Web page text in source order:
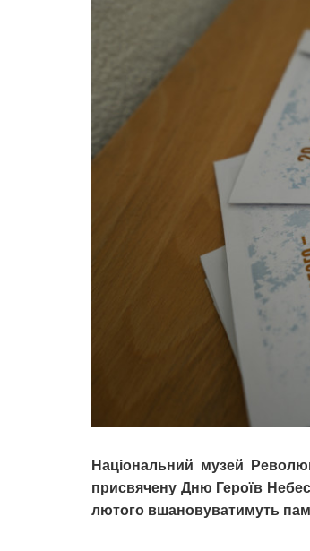
Національний музей
присвячену Дню Героїв
лютого вшановуватимуть